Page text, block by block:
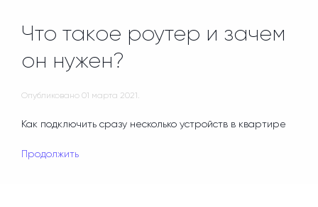
Что такое роутер и зачем
он нужен?
Опубликовано 01 марта 2021 .
Как подключить сразу несколько устройств в квартире
Продолжить